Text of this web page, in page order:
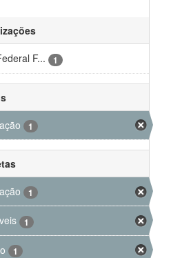
F...
1
1
1
1
1